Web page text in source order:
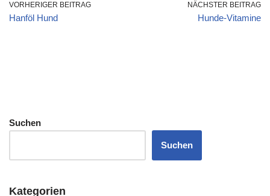
VORHERIGER BEITRAG
Hanföl Hund
NÄCHSTER BEITRAG
Hunde-Vitamine
Suchen
Suchen
Kategorien